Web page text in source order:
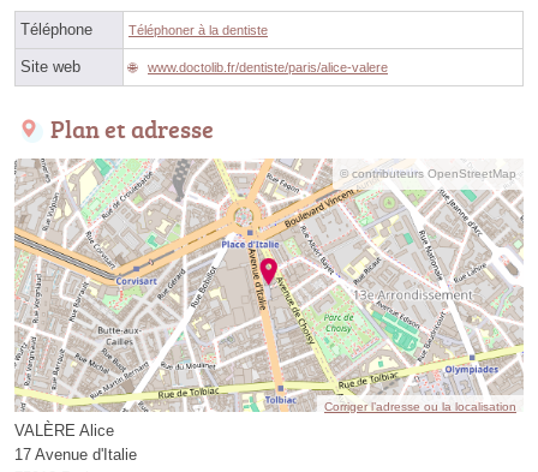
Téléphone Téléphoner à la dentiste
Site web www.doctolib.fr/dentiste/paris/alice-valere
Plan et adresse
© contributeurs OpenStreetMap
Corriger l’adresse ou la localisation
VALÈRE Alice
17 Avenue d'Italie